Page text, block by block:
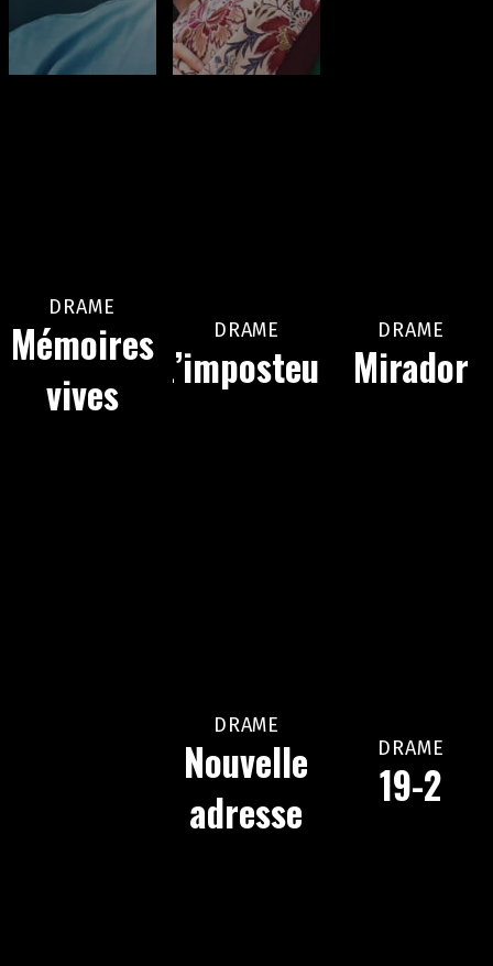
DRAME
Mémoires
vives
DRAME
L’imposteur
DRAME
Mirador
DRAME
Nouvelle
adresse
DRAME
19-2